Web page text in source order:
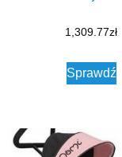
1,309.77zł
Sprawdź